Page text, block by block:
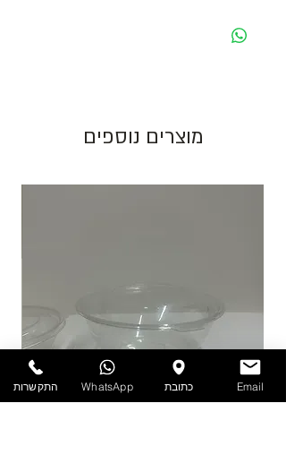
התמונות להמחשה בלבד!
מוצרים נוספים
התקשרות WhatsApp כתובת Email